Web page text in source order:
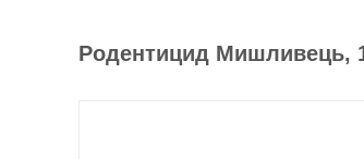
Родентицид Мишливець,